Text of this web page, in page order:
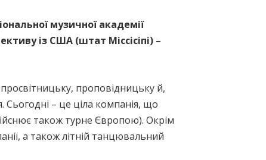
музичної академії
із США (штат Міссісіпі) –
проповідницьку й,
Сьогодні – це ціла компанія, що
також турне Європою). Окрім
а також літній танцювальний